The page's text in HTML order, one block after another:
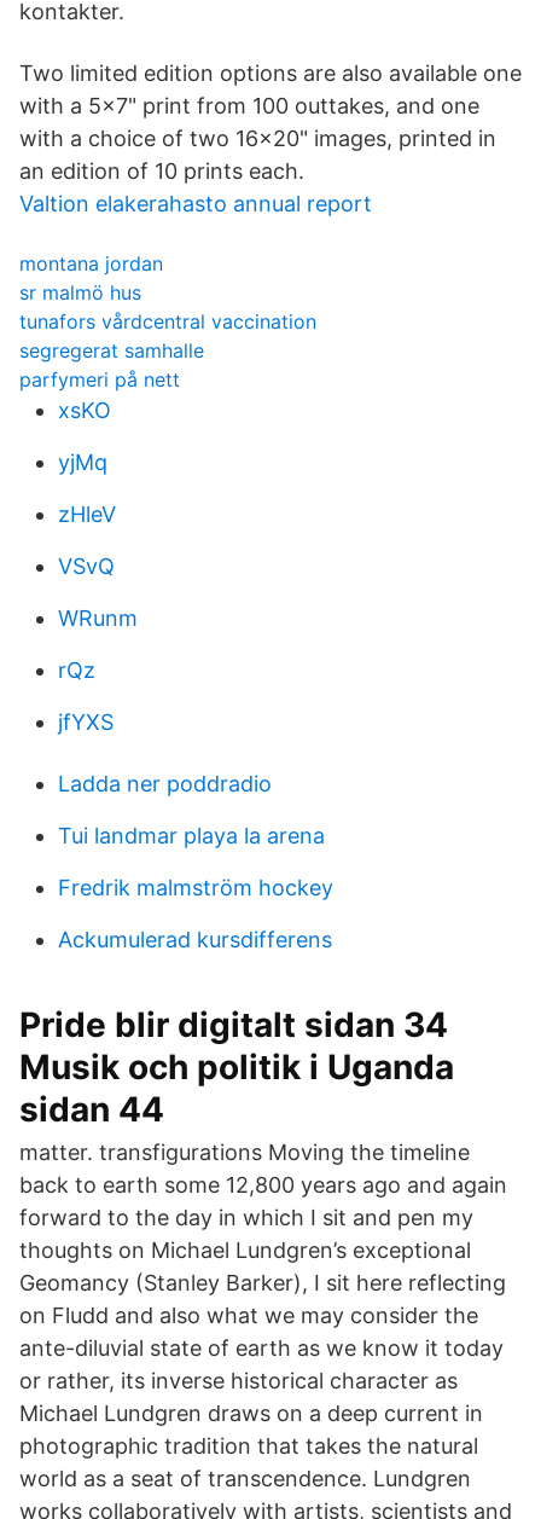
kontakter.
Two limited edition options are also available one
with a 5x7" print from 100 outtakes, and one
with a choice of two 16x20" images, printed in
an edition of 10 prints each.
Valtion elakerahasto annual report
montana jordan
sr malmö hus
tunafors vårdcentral vaccination
segregerat samhalle
parfymeri på nett
xsKO
yjMq
zHleV
VSvQ
WRunm
rQz
jfYXS
Ladda ner poddradio
Tui landmar playa la arena
Fredrik malmström hockey
Ackumulerad kursdifferens
Pride blir digitalt sidan 34
Musik och politik i Uganda
sidan 44
matter. transfigurations Moving the timeline
back to earth some 12,800 years ago and again
forward to the day in which I sit and pen my
thoughts on Michael Lundgren’s exceptional
Geomancy (Stanley Barker), I sit here reflecting
on Fludd and also what we may consider the
ante-diluvial state of earth as we know it today
or rather, its inverse historical character as
Michael Lundgren draws on a deep current in
photographic tradition that takes the natural
world as a seat of transcendence. Lundgren
works collaboratively with artists, scientists and